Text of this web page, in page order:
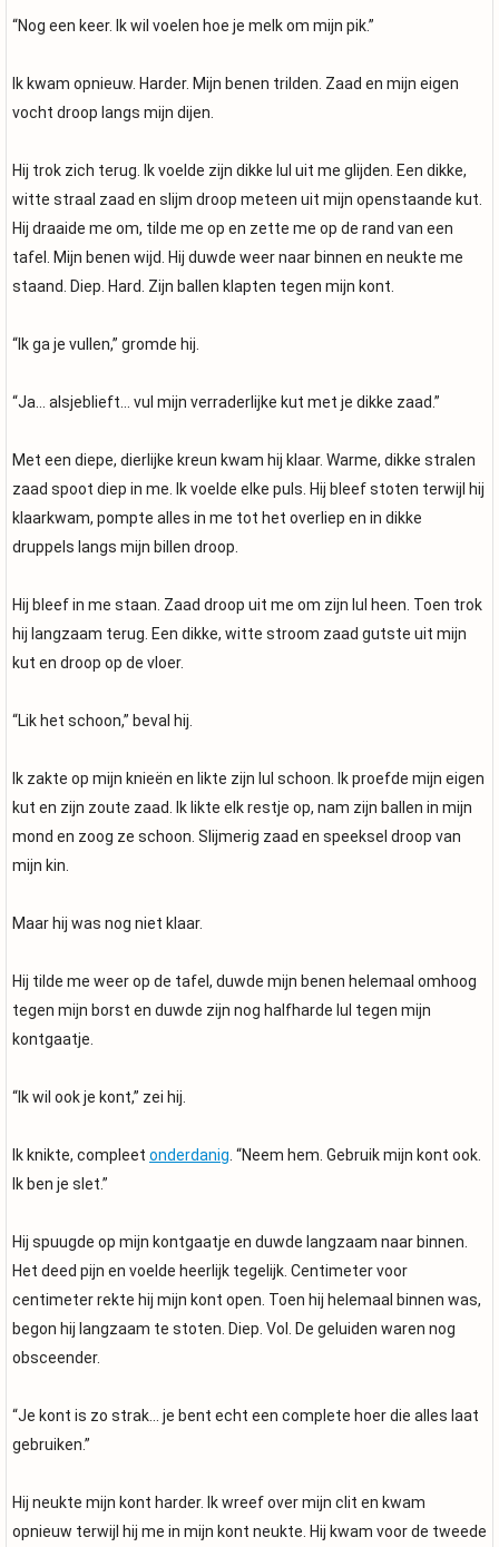
“Nog een keer. Ik wil voelen hoe je melk om mijn pik.”
Ik kwam opnieuw. Harder. Mijn benen trilden. Zaad en mijn eigen
vocht droop langs mijn dijen.
Hij trok zich terug. Ik voelde zijn dikke lul uit me glijden. Een dikke,
witte straal zaad en slijm droop meteen uit mijn openstaande kut.
Hij draaide me om, tilde me op en zette me op de rand van een
tafel. Mijn benen wijd. Hij duwde weer naar binnen en neukte me
staand. Diep. Hard. Zijn ballen klapten tegen mijn kont.
“Ik ga je vullen,” gromde hij.
“Ja… alsjeblieft… vul mijn verraderlijke kut met je dikke zaad.”
Met een diepe, dierlijke kreun kwam hij klaar. Warme, dikke stralen
zaad spoot diep in me. Ik voelde elke puls. Hij bleef stoten terwijl hij
klaarkwam, pompte alles in me tot het overliep en in dikke
druppels langs mijn billen droop.
Hij bleef in me staan. Zaad droop uit me om zijn lul heen. Toen trok
hij langzaam terug. Een dikke, witte stroom zaad gutste uit mijn
kut en droop op de vloer.
“Lik het schoon,” beval hij.
Ik zakte op mijn knieën en likte zijn lul schoon. Ik proefde mijn eigen
kut en zijn zoute zaad. Ik likte elk restje op, nam zijn ballen in mijn
mond en zoog ze schoon. Slijmerig zaad en speeksel droop van
mijn kin.
Maar hij was nog niet klaar.
Hij tilde me weer op de tafel, duwde mijn benen helemaal omhoog
tegen mijn borst en duwde zijn nog halfharde lul tegen mijn
kontgaatje.
“Ik wil ook je kont,” zei hij.
Ik knikte, compleet onderdanig . “Neem hem. Gebruik mijn kont ook.
Ik ben je slet.”
Hij spuugde op mijn kontgaatje en duwde langzaam naar binnen.
Het deed pijn en voelde heerlijk tegelijk. Centimeter voor
centimeter rekte hij mijn kont open. Toen hij helemaal binnen was,
begon hij langzaam te stoten. Diep. Vol. De geluiden waren nog
obsceender.
“Je kont is zo strak… je bent echt een complete hoer die alles laat
gebruiken.”
Hij neukte mijn kont harder. Ik wreef over mijn clit en kwam
opnieuw terwijl hij me in mijn kont neukte. Hij kwam voor de tweede